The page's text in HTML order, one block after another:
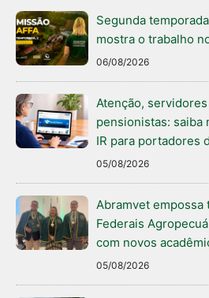
Segunda
mostra o trabalho
06/08/2026
Atenção,
pensionistas: saiba
IR para portadores
05/08/2026
Abramvet
Federais
com novos
05/08/2026